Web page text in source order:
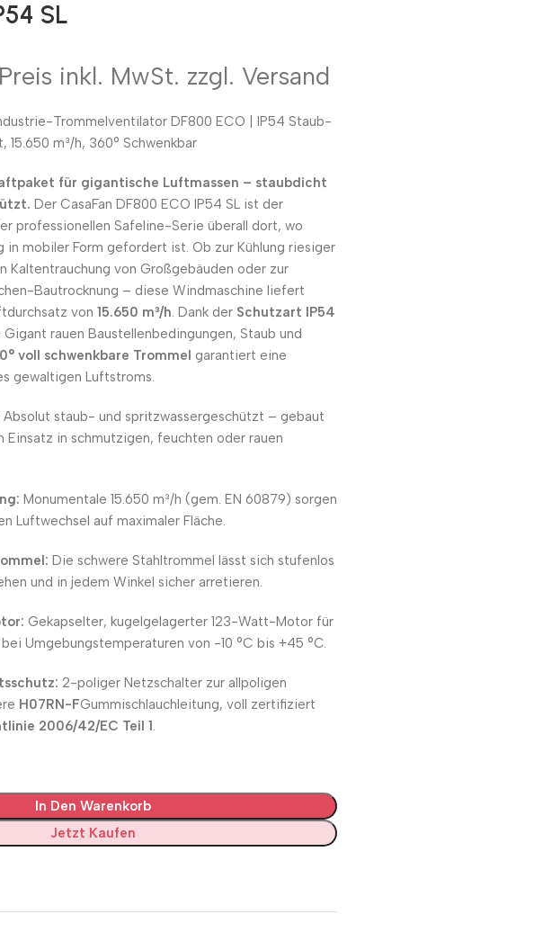
SL
Preis inkl. MwSt. zzgl. Versand
Trommelventilator DF800 ECO | IP54 Staub-
m³/h, 360° Schwenkbar
für gigantische Luftmassen – staubdicht
Der CasaFan DF800 ECO IP54 SL ist der
professionellen Safeline-Serie überall dort, wo
in mobiler Form gefordert ist. Ob zur Kühlung riesiger
Kaltentrauchung von Großgebäuden oder zur
Bautrocknung – diese Windmaschine liefert
von 15.650 m³/h . Dank der Schutzart IP54
rauen Baustellenbedingungen, Staub und
voll schwenkbare Trommel garantiert eine
gewaltigen Luftstroms.
Absolut staub- und spritzwassergeschützt – gebaut
Einsatz in schmutzigen, feuchten oder rauen
Monumentale 15.650 m³/h (gem. EN 60879) sorgen
Luftwechsel auf maximaler Fläche.
Die schwere Stahltrommel lässt sich stufenlos
und in jedem Winkel sicher arretieren.
Gekapselter, kugelgelagerter 123-Watt-Motor für
Umgebungstemperaturen von -10 °C bis +45 °C.
2-poliger Netzschalter zur allpoligen
H07RN-FGummischlauchleitung, voll zertifiziert
2006/42/EC Teil 1
In Den Warenkorb
Jetzt Kaufen